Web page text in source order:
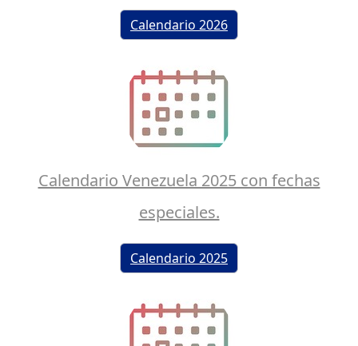
Calendario 2026
Calendario Venezuela 2025 con fechas
especiales.
Calendario 2025